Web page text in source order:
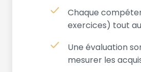
Chaque
exercices) tout
Une évaluation
mesurer les